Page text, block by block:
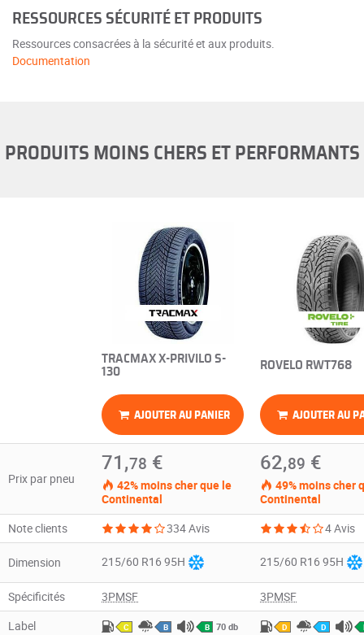
RESSOURCES SÉCURITÉ ET PRODUITS
Ressources consacrées à la sécurité et aux produits.
Documentation
PRODUITS MOINS CHERS ET PERFORMANTS
TRACMAX X-PRIVILO S-
130
ROVELO RWT768
AJOUTER AU PANIER AJOUTER AU
Prix par pneu
71,78 €
42% moins cher que le
Continental
62,89 €
49% moins cher
Continental
Note clients
334 Avis 4 Avis
Dimension 215/60 R16 95H 215/60 R16 95H
Spécificités 3PMSF
3PMSF
Label
C B B 70 db D D